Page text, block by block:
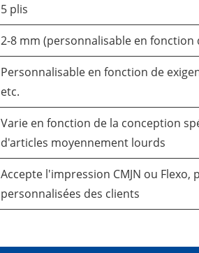
5 plis
2-8 mm (personnalisable en fonction
Personnalisable en fonction de
etc.
Varie en fonction de la conception
d'articles moyennement lourds
Accepte l'impression CMJN ou
personnalisées des clients